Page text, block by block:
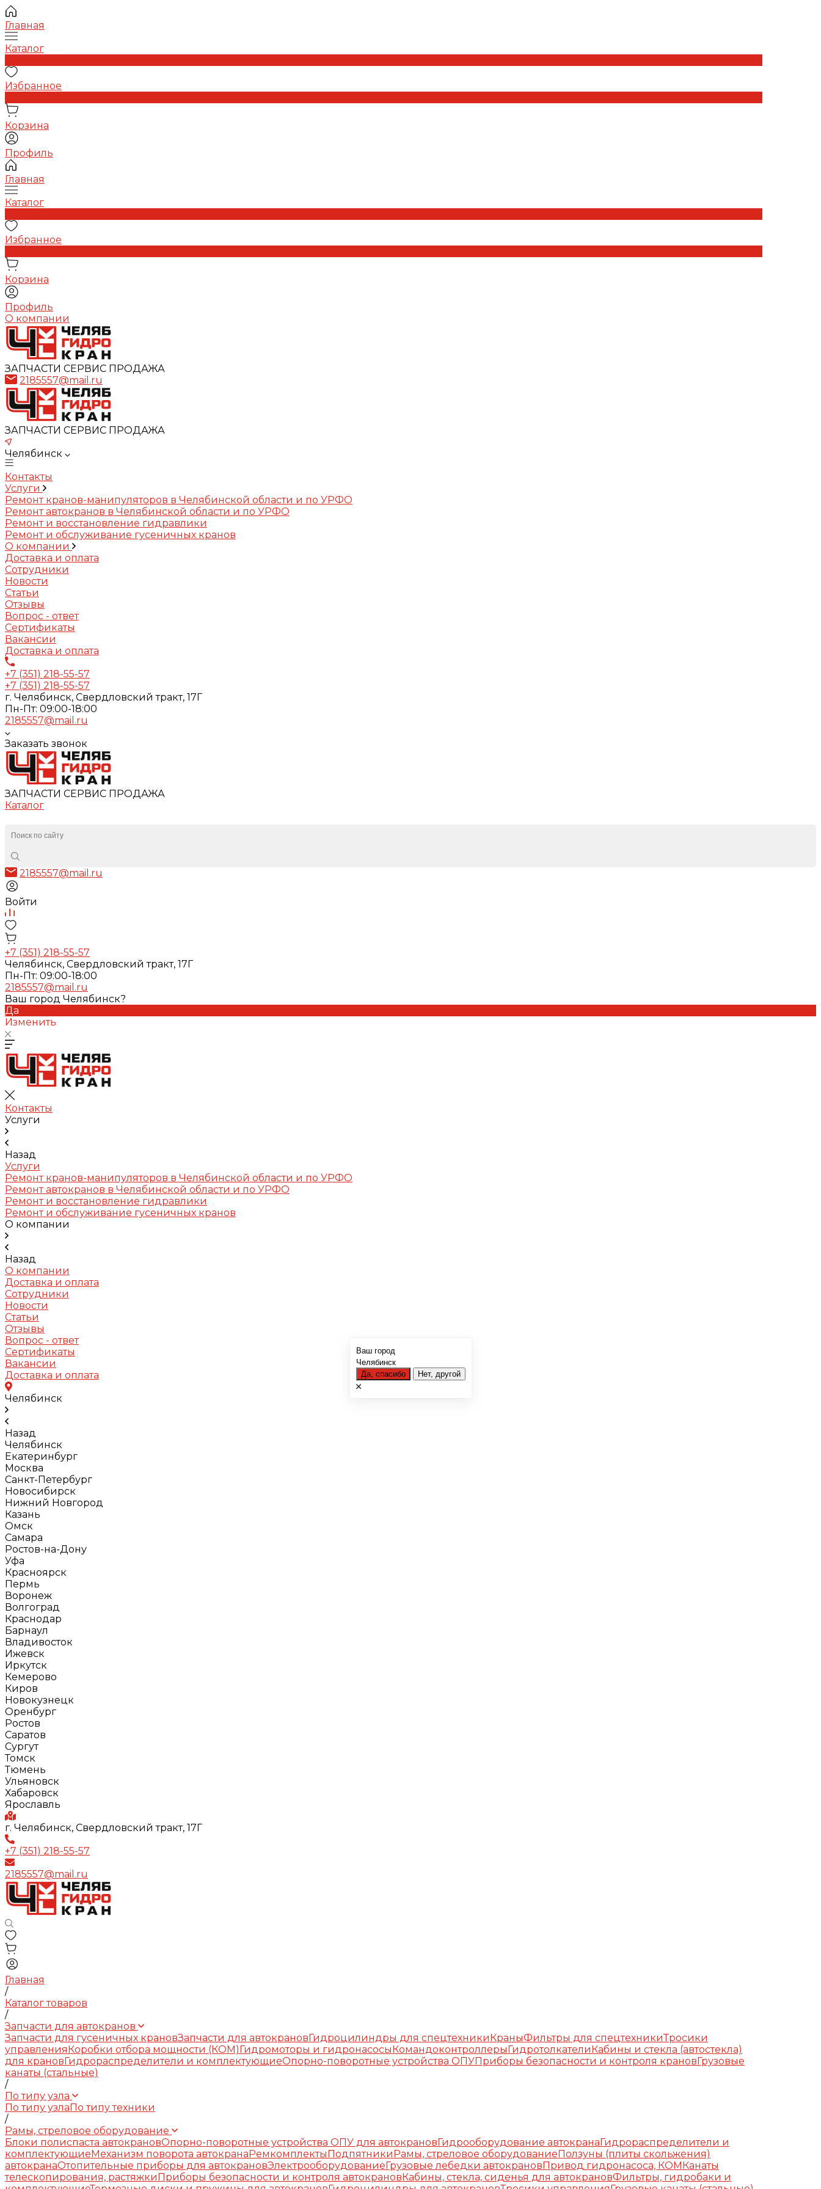
Главная
Каталог
Избранное
Корзина
Профиль
Главная
Каталог
Избранное
Корзина
Профиль
О компании
ЗАПЧАСТИ СЕРВИС ПРОДАЖА
2185557@mail.ru
ЗАПЧАСТИ СЕРВИС ПРОДАЖА
Челябинск
Контакты
Услуги
Ремонт кранов-манипуляторов в Челябинской области и по УРФО
Ремонт автокранов в Челябинской области и по УРФО
Ремонт и восстановление гидравлики
Ремонт и обслуживание гусеничных кранов
О компании
Доставка и оплата
Сотрудники
Новости
Статьи
Отзывы
Вопрос - ответ
Сертификаты
Вакансии
Доставка и оплата
+7 (351) 218-55-57
+7 (351) 218-55-57
г. Челябинск, Свердловский тракт, 17Г
Пн-Пт: 09:00-18:00
2185557@mail.ru
Заказать звонок
ЗАПЧАСТИ СЕРВИС ПРОДАЖА
Каталог
2185557@mail.ru
Войти
+7 (351) 218-55-57
Челябинск, Свердловский тракт, 17Г
Пн-Пт: 09:00-18:00
2185557@mail.ru
Ваш город Челябинск?
Да
Изменить
Контакты
Услуги
Назад
Услуги
Ремонт кранов-манипуляторов в Челябинской области и по УРФО
Ремонт автокранов в Челябинской области и по УРФО
Ремонт и восстановление гидравлики
Ремонт и обслуживание гусеничных кранов
О компании
Назад
О компании
Доставка и оплата
Сотрудники
Новости
Статьи
Отзывы
Вопрос - ответ
Сертификаты
Вакансии
Доставка и оплата
Челябинск
Назад
Челябинск
Екатеринбург
Москва
Санкт-Петербург
Новосибирск
Нижний Новгород
Казань
Омск
Самара
Ростов-на-Дону
Уфа
Красноярск
Пермь
Воронеж
Волгоград
Краснодар
Барнаул
Владивосток
Ижевск
Иркутск
Кемерово
Киров
Новокузнецк
Оренбург
Ростов
Саратов
Сургут
Томск
Тюмень
Ульяновск
Хабаровск
Ярославль
г. Челябинск, Свердловский тракт, 17Г
+7 (351) 218-55-57
2185557@mail.ru
Главная
/
Каталог товаров
/
Запчасти для автокранов
Запчасти для гусеничных крановЗапчасти для автокрановГидроцилиндры для спецтехникиКраныФильтры для спецтехникиТросики
управленияКоробки отбора мощности (КОМ)Гидромоторы и гидронасосыКомандоконтроллерыГидротолкателиКабины и стекла (автостекла)
для крановГидрораспределители и комплектующиеОпорно-поворотные устройства ОПУПриборы безопасности и контроля крановГрузовые
канаты (стальные)
/
По типу узла
По типу узлаПо типу техники
/
Рамы, стреловое оборудование
Блоки полиспаста автокрановОпорно-поворотные устройства ОПУ для автокрановГидрооборудование автокранаГидрораспределители и
комплектующиеМеханизм поворота автокранаРемкомплектыПодпятникиРамы, стреловое оборудованиеПолзуны (плиты скольжения)
автокранаОтопительные приборы для автокрановЭлектрооборудованиеГрузовые лебедки автокрановПривод гидронасоса, КОМКанаты
телескопирования, растяжкиПриборы безопасности и контроля автокрановКабины, стекла, сиденья для автокрановФильтры, гидробаки и
Ваш город
Челябинск
Да, спасибо Нет, другой